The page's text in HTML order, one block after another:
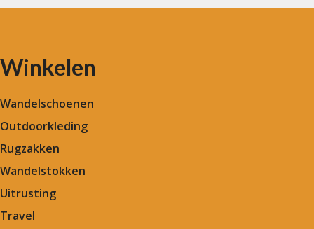
Winkelen
Wandelschoenen
Outdoorkleding
Rugzakken
Wandelstokken
Uitrusting
Travel